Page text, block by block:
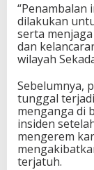
“Penambalan
dilakukan
serta
dan
wilayah
Sebelumnya,
tunggal
menganga di
insiden
mengerem
terjatuh.